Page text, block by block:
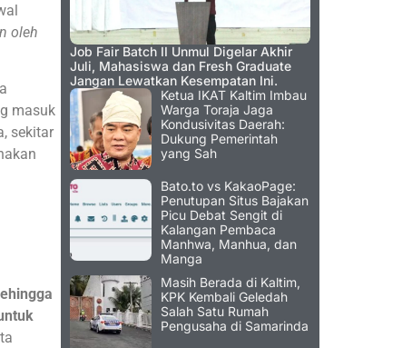
oleh
masuk
sekitar
Job Fair Batch II Unmul Digelar Akhir
Juli, Mahasiswa dan Fresh Graduate
Jangan Lewatkan Kesempatan Ini.
Ketua IKAT Kaltim Imbau
Warga Toraja Jaga
Kondusivitas Daerah:
Dukung Pemerintah
yang Sah
Bato.to vs KakaoPage:
Penutupan Situs Bajakan
Picu Debat Sengit di
Kalangan Pembaca
Manhwa, Manhua, dan
Manga
Masih Berada di Kaltim,
KPK Kembali Geledah
Salah Satu Rumah
Pengusaha di Samarinda